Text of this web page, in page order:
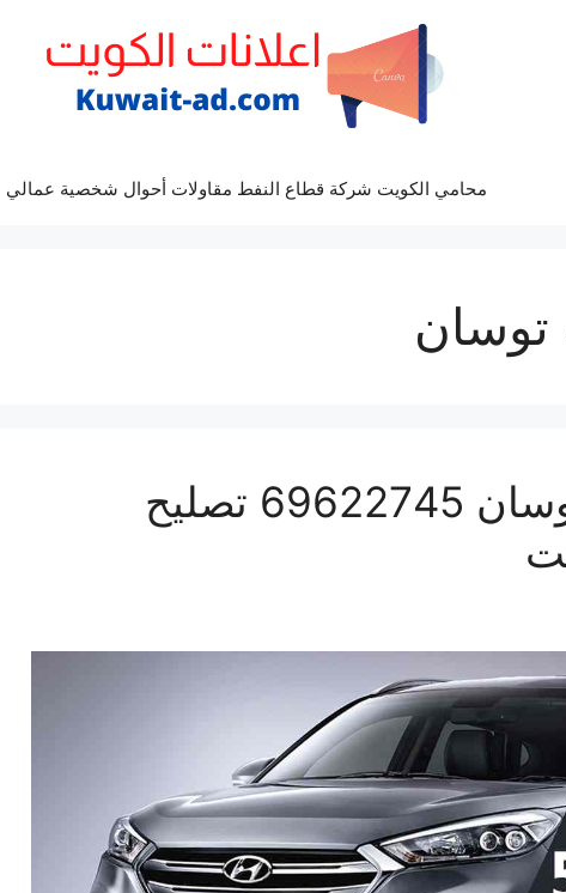
محامي الكويت شركة قطاع النفط مقاولات أحوال شخصية عمالي
كراج كهرباء سيارة توسان 69622745 تصليح